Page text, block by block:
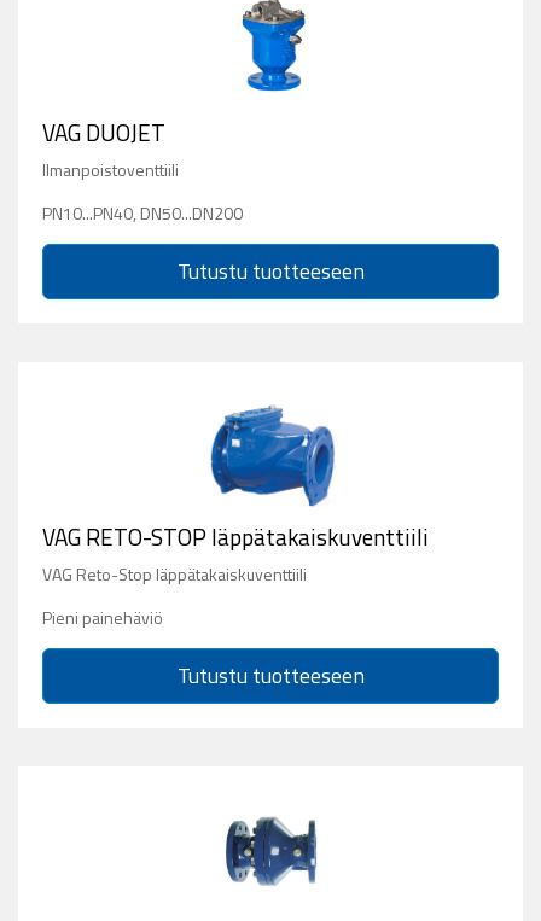
VAG DUOJET
Ilmanpoistoventtiili
PN10...PN40, DN50...DN200
Tutustu tuotteeseen
VAG RETO-STOP läppätakaiskuventtiili
VAG Reto-Stop läppätakaiskuventtiili
Pieni painehäviö
Tutustu tuotteeseen